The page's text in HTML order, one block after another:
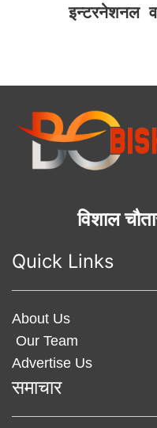
इन्टरनेशनल
विशाल
Quick Links
About Us
Our Team
Advertise Us
समाचार